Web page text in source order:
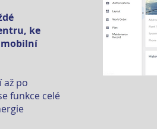
ke
až po
funkce celé